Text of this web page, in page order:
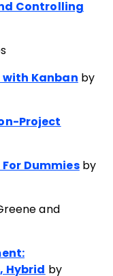
Controlling
Kanban by
Project
Dummiesby
and
Hybrid
by